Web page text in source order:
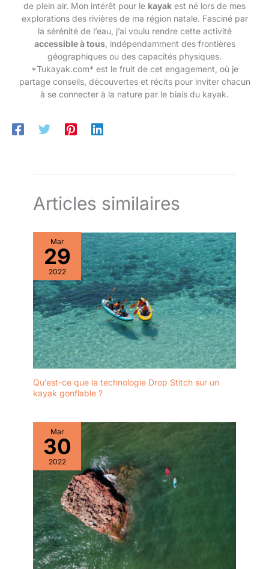
de plein air. Mon intérêt pour le kayak est né lors de mes
explorations des rivières de ma région natale. Fasciné par
la sérénité de l’eau, j’ai voulu rendre cette activité
accessible à tous, indépendamment des frontières
géographiques ou des capacités physiques.
*Tukayak.com* est le fruit de cet engagement, où je
partage conseils, découvertes et récits pour inviter chacun
à se connecter à la nature par le biais du kayak.
Articles similaires
Mar
29
2022
Qu’est-ce que la technologie Drop Stitch sur un
kayak gonflable ?
Mar
30
2022